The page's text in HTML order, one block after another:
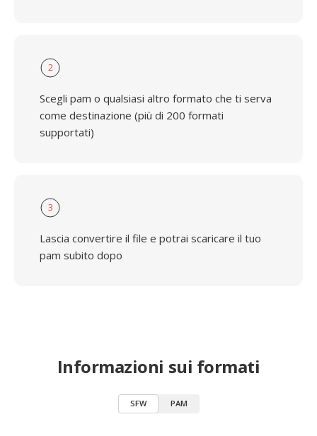
2
Scegli pam o qualsiasi altro formato che ti serva
come destinazione (più di 200 formati
supportati)
3
Lascia convertire il file e potrai scaricare il tuo
pam subito dopo
Informazioni sui formati
SFW PAM